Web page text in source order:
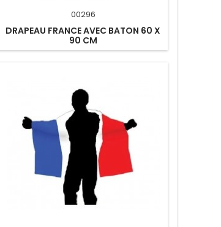
00296
DRAPEAU FRANCE AVEC BATON 60 X
90 CM